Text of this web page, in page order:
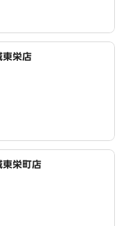
栄店
栄町店